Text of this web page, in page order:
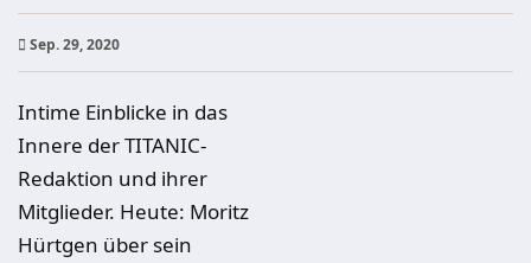
Sep. 29, 2020
Intime Einblicke in das
Innere der TITANIC-
Redaktion und ihrer
Mitglieder. Heute: Moritz
Hürtgen über sein